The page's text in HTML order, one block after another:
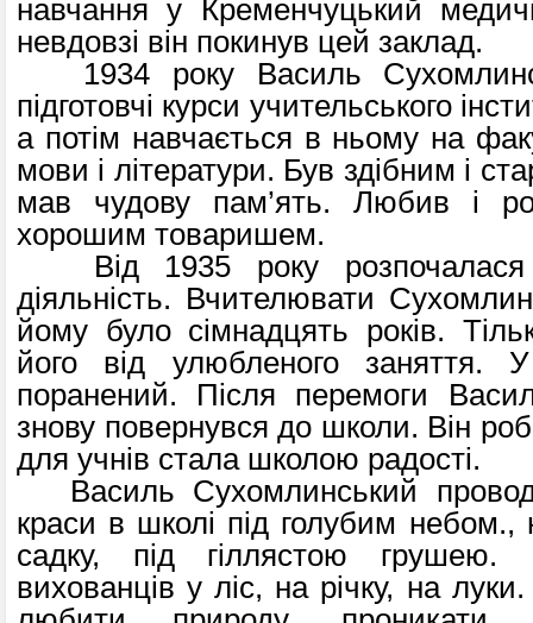
навчання у Кременчуцький
невдовзі він покинув цей заклад.
1934 року Василь
підготовчі курси учительського
а потім навчається в ньому на
мови і літератури. Був здібним і
мав чудову пам’ять. Любив і
хорошим товаришем.
Від 1935 року розпочалася
діяльність. Вчителювати
йому було сімнадцять років.
його від улюбленого
поранений. Після перемоги
знову повернувся до школи. Він
для учнів стала школою радості.
Василь Сухомлинський
краси в школі під голубим небом.,
садку, під гіллястою грушею.
вихованців у ліс, на річку, на